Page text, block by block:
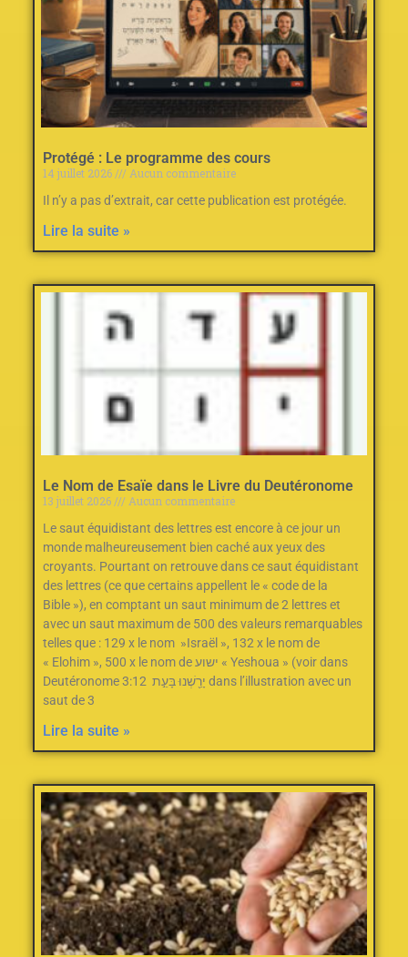
Protégé : Le programme des cours
14 juillet 2026
Aucun commentaire
Il n’y a pas d’extrait, car cette publication est protégée.
Lire la suite »
Le Nom de Esaïe dans le Livre du Deutéronome
13 juillet 2026
Aucun commentaire
Le saut équidistant des lettres est encore à ce jour un
monde malheureusement bien caché aux yeux des
croyants. Pourtant on retrouve dans ce saut équidistant
des lettres (ce que certains appellent le « code de la
Bible »), en comptant un saut minimum de 2‭ ‬lettres et
avec un saut maximum de 500‭ des valeurs remarquables
telles que : ‬129‭ ‬x le nom‭ ‬ »Israël »‭, ‬132‭ ‬x le nom de
« Elohim »‭, ‬500‭ ‬x le nom de ישוע « Yeshoua » (voir dans
Deutéronome 3:12 יָרַ֖שְׁנוּ בָּעֵ֣ת dans l’illustration avec un
saut de 3
Lire la suite »